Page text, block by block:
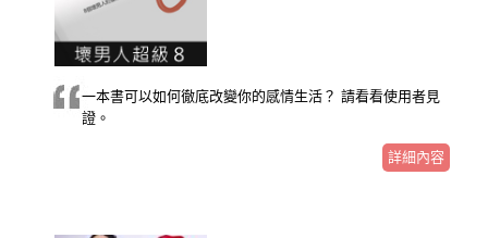
一本書可以如何徹底改變你的感情生活？ 請看看使用者見
證。
詳細內容